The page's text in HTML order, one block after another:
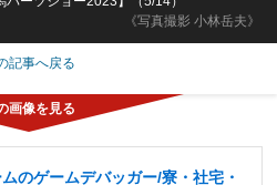
《写真撮影 小林岳夫》
記事へ戻る
のゲームデバッガー/寮・社宅・